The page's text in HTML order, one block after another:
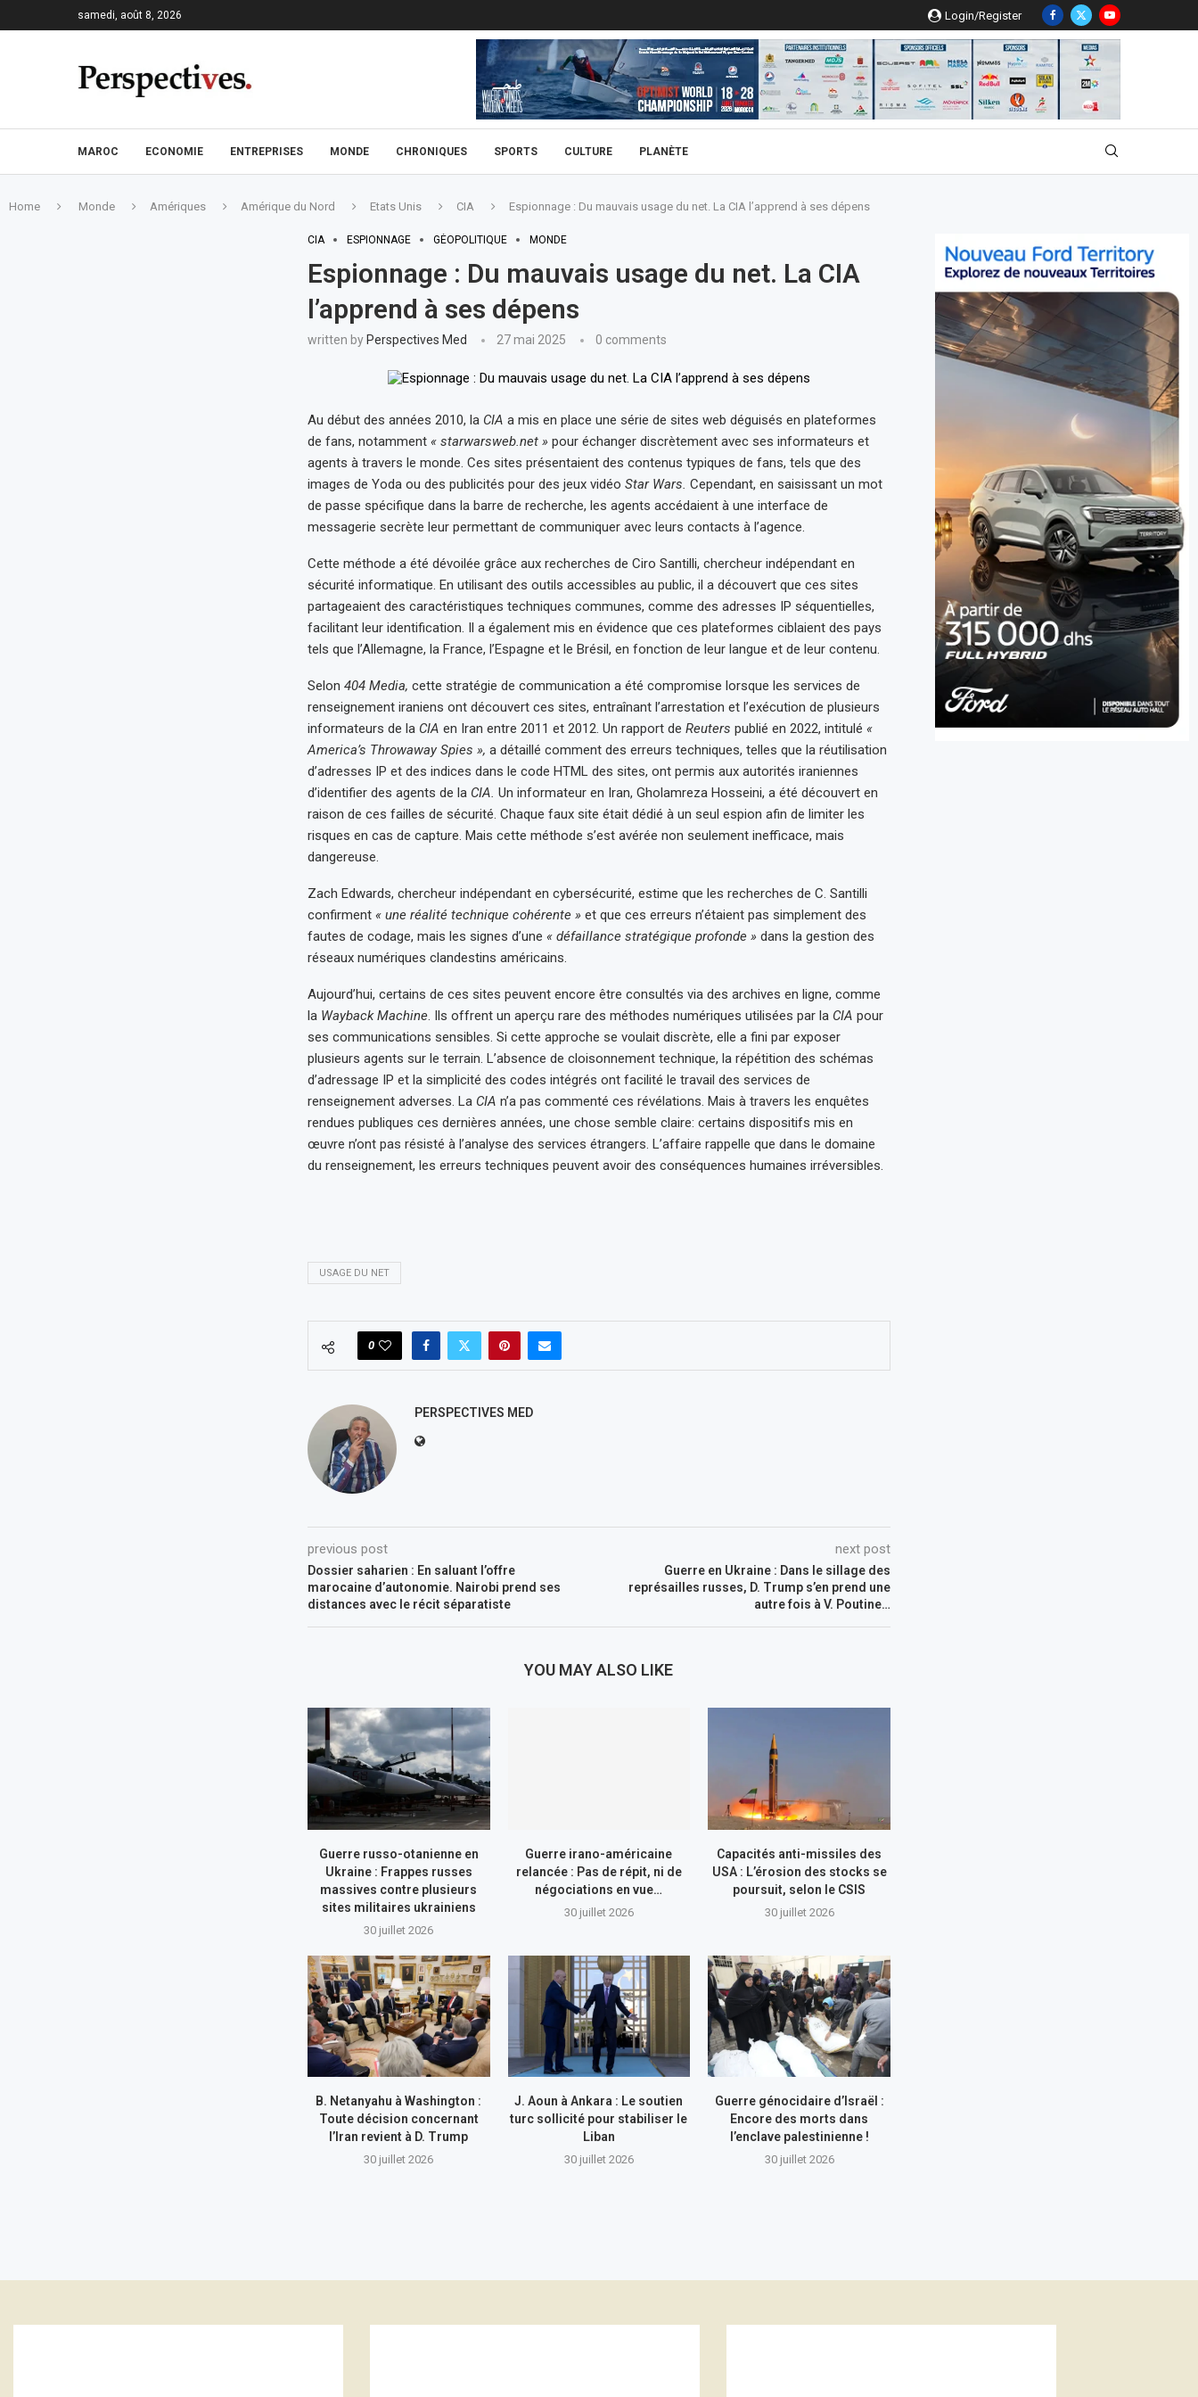
samedi, août 8, 2026 Login/Register
MAROC ECONOMIE ENTREPRISES MONDE CHRONIQUES SPORTS CULTURE PLANÈTE
Home Monde Amériques Amérique du Nord Etats Unis CIA Espionnage : Du mauvais usage du net. La CIA l’apprend à ses dépens
CIA ESPIONNAGE GÉOPOLITIQUE MONDE
Espionnage : Du mauvais usage du net. La CIA
l’apprend à ses dépens
written by Perspectives Med 27 mai 2025 0 comments
Au début des années 2010, la CIA a mis en place une série de sites web déguisés en plateformes
de fans, notamment « starwarsweb.net » pour échanger discrètement avec ses informateurs et
agents à travers le monde. Ces sites présentaient des contenus typiques de fans, tels que des
images de Yoda ou des publicités pour des jeux vidéo Star Wars. Cependant, en saisissant un mot
de passe spécifique dans la barre de recherche, les agents accédaient à une interface de
messagerie secrète leur permettant de communiquer avec leurs contacts à l’agence.
Cette méthode a été dévoilée grâce aux recherches de Ciro Santilli, chercheur indépendant en
sécurité informatique. En utilisant des outils accessibles au public, il a découvert que ces sites
partageaient des caractéristiques techniques communes, comme des adresses IP séquentielles,
facilitant leur identification. Il a également mis en évidence que ces plateformes ciblaient des pays
tels que l’Allemagne, la France, l’Espagne et le Brésil, en fonction de leur langue et de leur contenu.
Selon 404 Media, cette stratégie de communication a été compromise lorsque les services de
renseignement iraniens ont découvert ces sites, entraînant l’arrestation et l’exécution de plusieurs
informateurs de la CIA en Iran entre 2011 et 2012. Un rapport de Reuters publié en 2022, intitulé «
America’s Throwaway Spies », a détaillé comment des erreurs techniques, telles que la réutilisation
d’adresses IP et des indices dans le code HTML des sites, ont permis aux autorités iraniennes
d’identifier des agents de la CIA. Un informateur en Iran, Gholamreza Hosseini, a été découvert en
raison de ces failles de sécurité. Chaque faux site était dédié à un seul espion afin de limiter les
risques en cas de capture. Mais cette méthode s’est avérée non seulement inefficace, mais
dangereuse.
Zach Edwards, chercheur indépendant en cybersécurité, estime que les recherches de C. Santilli
confirment « une réalité technique cohérente » et que ces erreurs n’étaient pas simplement des
fautes de codage, mais les signes d’une « défaillance stratégique profonde » dans la gestion des
réseaux numériques clandestins américains.
Aujourd’hui, certains de ces sites peuvent encore être consultés via des archives en ligne, comme
la Wayback Machine. Ils offrent un aperçu rare des méthodes numériques utilisées par la CIA pour
ses communications sensibles. Si cette approche se voulait discrète, elle a fini par exposer
plusieurs agents sur le terrain. L’absence de cloisonnement technique, la répétition des schémas
d’adressage IP et la simplicité des codes intégrés ont facilité le travail des services de
renseignement adverses. La CIA n’a pas commenté ces révélations. Mais à travers les enquêtes
rendues publiques ces dernières années, une chose semble claire: certains dispositifs mis en
œuvre n’ont pas résisté à l’analyse des services étrangers. L’affaire rappelle que dans le domaine
du renseignement, les erreurs techniques peuvent avoir des conséquences humaines irréversibles.
USAGE DU NET
0
PERSPECTIVES MED
previous post
Dossier saharien : En saluant l’offre
marocaine d’autonomie. Nairobi prend ses
distances avec le récit séparatiste
next post
Guerre en Ukraine : Dans le sillage des
représailles russes, D. Trump s’en prend une
autre fois à V. Poutine…
YOU MAY ALSO LIKE
Guerre russo-otanienne en
Ukraine : Frappes russes
massives contre plusieurs
sites militaires ukrainiens
30 juillet 2026
Guerre irano-américaine
relancée : Pas de répit, ni de
négociations en vue…
30 juillet 2026
Capacités anti-missiles des
USA : L’érosion des stocks se
poursuit, selon le CSIS
30 juillet 2026
B. Netanyahu à Washington :
Toute décision concernant
l’Iran revient à D. Trump
30 juillet 2026
J. Aoun à Ankara : Le soutien
turc sollicité pour stabiliser le
Liban
30 juillet 2026
Guerre génocidaire d’Israël :
Encore des morts dans
l’enclave palestinienne !
30 juillet 2026